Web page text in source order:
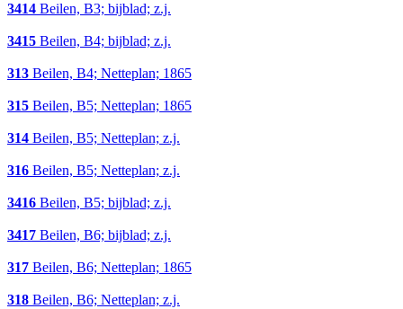
3414 Beilen, B3; bijblad; z.j.
3415 Beilen, B4; bijblad; z.j.
313 Beilen, B4; Netteplan; 1865
315 Beilen, B5; Netteplan; 1865
314 Beilen, B5; Netteplan; z.j.
316 Beilen, B5; Netteplan; z.j.
3416 Beilen, B5; bijblad; z.j.
3417 Beilen, B6; bijblad; z.j.
317 Beilen, B6; Netteplan; 1865
318 Beilen, B6; Netteplan; z.j.